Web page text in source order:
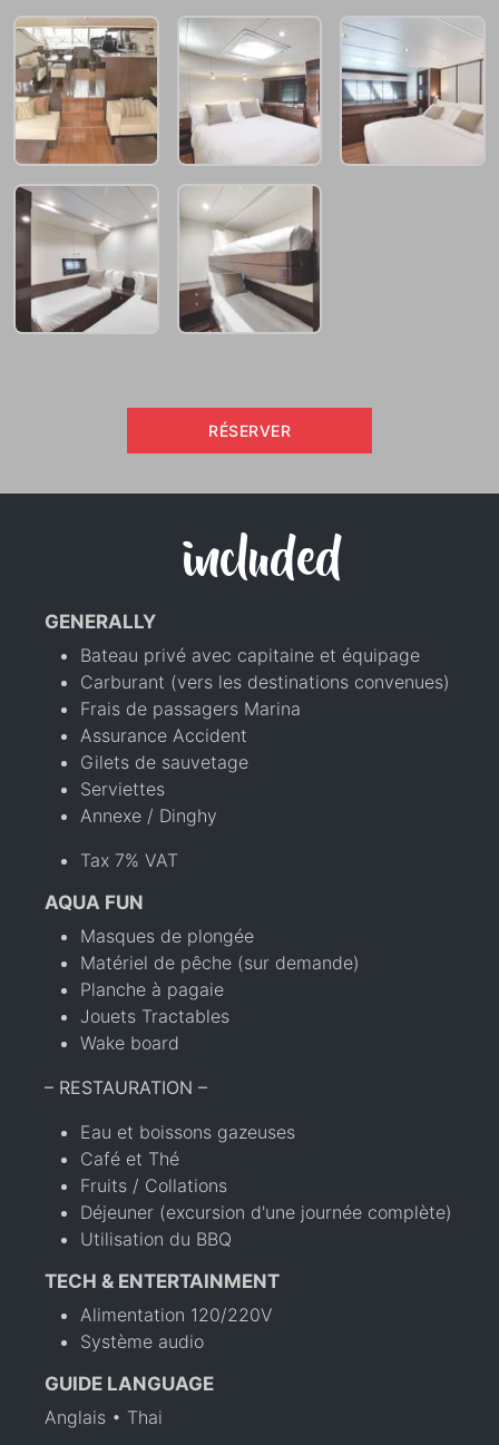
RÉSERVER
included
GENERALLY
Bateau privé avec capitaine et équipage
Carburant (vers les destinations convenues)
Frais de passagers Marina
Assurance Accident
Gilets de sauvetage
Serviettes
Annexe / Dinghy
Tax 7% VAT
AQUA FUN
Masques de plongée
Matériel de pêche (sur demande)
Planche à pagaie
Jouets Tractables
Wake board
– RESTAURATION –
Eau et boissons gazeuses
Café et Thé
Fruits / Collations
Déjeuner (excursion d'une journée complète)
Utilisation du BBQ
TECH & ENTERTAINMENT
Alimentation 120/220V
Système audio
GUIDE LANGUAGE
Anglais • Thai